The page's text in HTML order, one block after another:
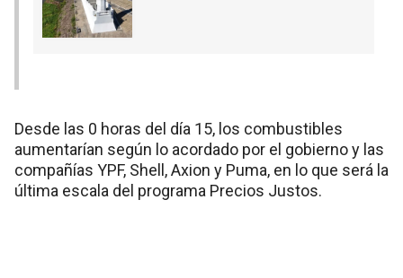
Desde las 0 horas del día 15, los combustibles
aumentarían según lo acordado por el gobierno y las
compañías YPF, Shell, Axion y Puma, en lo que será la
última escala del programa Precios Justos.